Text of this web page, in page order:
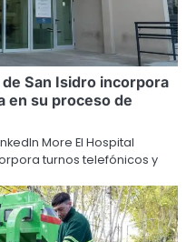
San Isidro incorpora
en su proceso de
More El Hospital
turnos telefónicos y